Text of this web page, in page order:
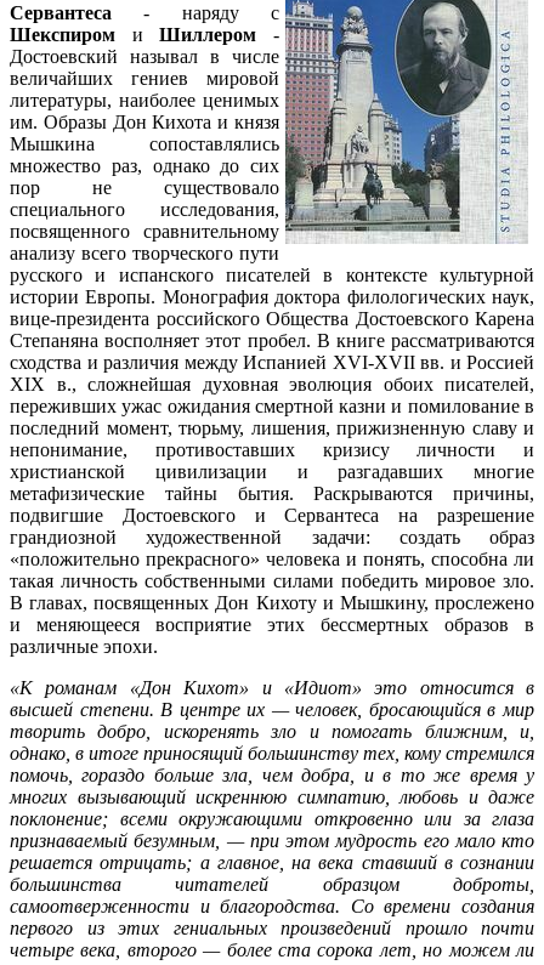
Сервантеса - наряду с
Шекспиром иШиллером-
Достоевский называл в числе
величайших гениев мировой
литературы, наиболее ценимых
им. Образы Дон Кихота и князя
Мышкина сопоставлялись
множество раз, однако до сих
пор не существовало
специального исследования,
посвященного сравнительному
анализу всего творческого пути
русского и испанского писателей в контексте культурной
истории Европы. Монография доктора филологических наук,
вице-президента российского Общества Достоевского Карена
Степаняна восполняет этот пробел. В книге рассматриваются
сходства и различия между Испанией XVI-XVII вв. и Россией
XIX в., сложнейшая духовная эволюция обоих писателей,
переживших ужас ожидания смертной казни и помилование в
последний момент, тюрьму, лишения, прижизненную славу и
непонимание, противоставших кризису личности и
христианской цивилизации и разгадавших многие
метафизические тайны бытия. Раскрываются причины,
подвигшие Достоевского и Сервантеса на разрешение
грандиозной художественной задачи: создать образ
«положительно прекрасного» человека и понять, способна ли
такая личность собственными силами победить мировое зло.
В главах, посвященных Дон Кихоту и Мышкину, прослежено
и меняющееся восприятие этих бессмертных образов в
различные эпохи.
«К романам «Дон Кихот» и «Идиот» это относится в
высшей степени. В центре их — человек, бросающийся в мир
творить добро, искоренять зло и помогать ближним, и,
однако, в итоге приносящий большинству тех, кому стремился
помочь, гораздо больше зла, чем добра, и в то же время у
многих вызывающий искреннюю симпатию, любовь и даже
поклонение; всеми окружающими откровенно или за глаза
признаваемый безумным, — при этом мудрость его мало кто
решается отрицать; а главное, на века ставший в сознании
большинства читателей образцом доброты,
самоотверженности и благородства. Со времени создания
первого из этих гениальных произведений прошло почти
четыре века, второго — более ста сорока лет, но можем ли